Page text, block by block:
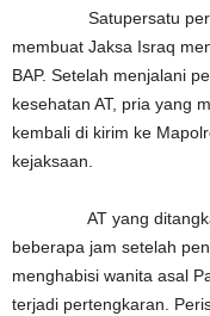
Satupersatu
membuat Jaksa Israq
BAP. Setelah menjalani
kesehatan AT, pria yang
kembali di kirim ke
kejaksaan.
AT yang ditangkap
beberapa jam setelah
menghabisi wanita asal
terjadi pertengkaran.